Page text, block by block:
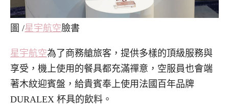
圖 /星宇航空臉書
星宇航空為了商務艙旅客，提供多樣的頂級服務與
享受，機上使用的餐具都充滿禪意，空服員也會端
著木紋迎賓盤，給貴賓奉上使用法國百年品牌
DURALEX 杯具的飲料。